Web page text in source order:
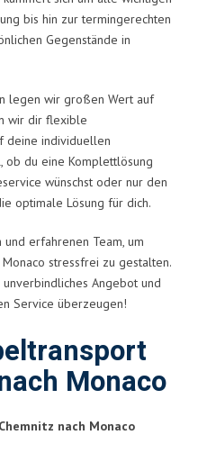
bis hin zur termingerechten
Gegenstände in
legen wir großen Wert auf
wir dir flexible
deine individuellen
ob du eine Komplettlösung
wünschst oder nur den
optimale Lösung für dich.
erfahrenen Team, um
stressfrei zu gestalten.
Angebot und
Service überzeugen!
Monaco
nach Monaco